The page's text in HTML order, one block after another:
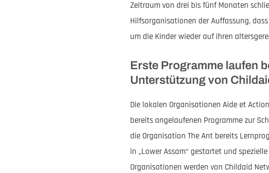
Zeitraum von drei bis fünf Monaten
Hilfsorganisationen der Auffassung,
um die Kinder wieder auf ihren
Erste Programme laufen
Unterstützung von
Die lokalen Organisationen Aide et
bereits angelaufenen Programme zur
die Organisation The Ant bereits
in „Lower Assam“ gestartet und
Organisationen werden von Childaid